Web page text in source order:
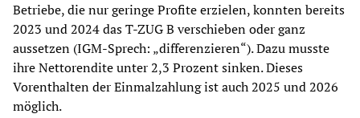
Betriebe, die nur geringe Profite erzielen, konnten bereits
2023 und 2024 das T-ZUG B verschieben oder ganz
aussetzen (IGM-Sprech: „differenzieren“). Dazu musste
ihre Nettorendite unter 2,3 Prozent sinken. Dieses
Vorenthalten der Einmalzahlung ist auch 2025 und 2026
möglich.